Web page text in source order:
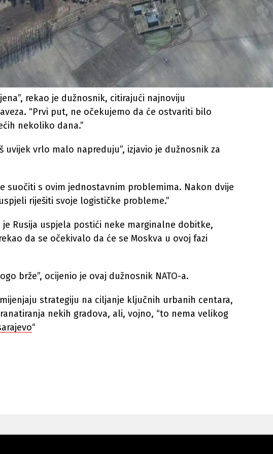
rekao je dužnosnik, citirajući najnoviju
“Prvi put, ne očekujemo da će ostvariti bilo
nekoliko dana.”
uvijek vrlo malo napreduju”, izjavio je dužnosnik za
suočiti s ovim jednostavnim problemima. Nakon dvije
riješiti svoje logističke probleme.”
je Rusija uspjela postići neke marginalne dobitke,
da se očekivalo da će se Moskva u ovoj fazi
brže”, ocijenio je ovaj dužnosnik NATO-a.
strategiju na ciljanje ključnih urbanih centara,
nekih gradova, ali, vojno, “to nema velikog
“